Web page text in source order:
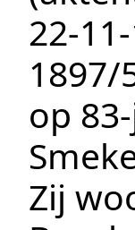
1897/
op
Zij